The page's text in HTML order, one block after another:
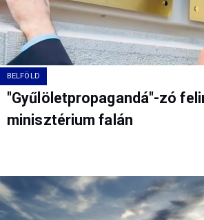
BELFÖLD
"Gyűlöletpropagandá"-zó
minisztérium falán